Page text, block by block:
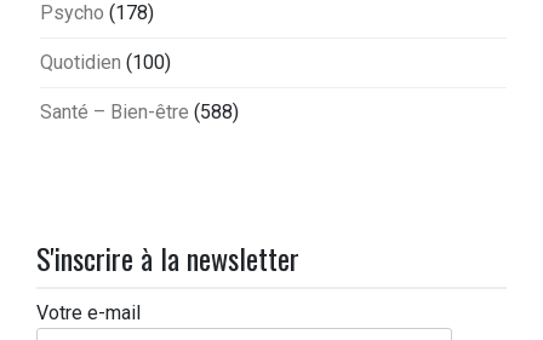
Psycho (178)
Quotidien (100)
Santé – Bien-être (588)
S'inscrire à la newsletter
Votre e-mail